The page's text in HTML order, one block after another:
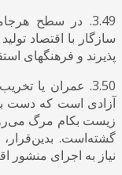
3.49. در سطح
سازگار با اقتصاد
پذیرند و فرهنگهای
3.50. عمران یا
آزادی است که دست
زیست بکام مرگ
گشته‌است.
نیاز به اجرای منشور